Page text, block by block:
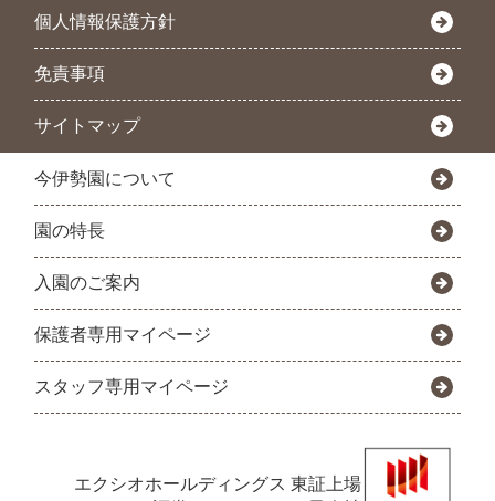
個人情報保護方針
免責事項
サイトマップ
今伊勢園について
園の特長
入園のご案内
保護者専用マイページ
スタッフ専用マイページ
エクシオホールディングス 東証上場